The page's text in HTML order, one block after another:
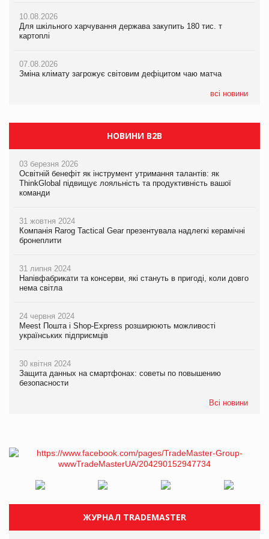
10.08.2026
Для шкільного харчування держава закупить 180 тис. т
картоплі
07.08.2026
Зміна клімату загрожує світовим дефіцитом чаю матча
всі новини
10.08.2026
Для шкільного харчування держава закупить 180 тис. т
картоплі
07.08.2026
Зміна клімату загрожує світовим дефіцитом чаю матча
Криза у Китаї може спричинити великі потрясіння для світової
економіки
Kraft Heinz скоротила збиток у першому півріччі
НОВИНИ B2B
03 березня 2026
Освітній бенефіт як інструмент утримання талантів: як
ThinkGlobal підвищує лояльність та продуктивність вашої
команди
31 жовтня 2024
Компанія Rarog Tactical Gear презентувала надлегкі керамічні
бронеплити
31 липня 2024
Напівфабрикати та консерви, які стануть в пригоді, коли довго
нема світла
24 червня 2024
Meest Пошта і Shop-Express розширюють можливості
українських підприємців
30 квітня 2024
Защита данных на смартфонах: советы по повышению
безопасности
Всі новини
ЖУРНАЛ TRADEMASTER